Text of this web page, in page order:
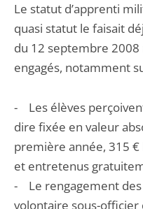
Le statut d’apprenti
quasi statut le faisait
du 12 septembre
engagés, notamment
- Les élèves
dire fixée en valeur
première année, 315
et entretenus
- Le rengagement des
volontaire sous-